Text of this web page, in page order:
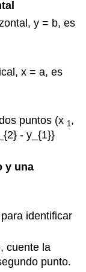
y = b, es
x = a, es
puntos (x 1 ,
- y_{1}}
y una
identificar
cuente la
punto.